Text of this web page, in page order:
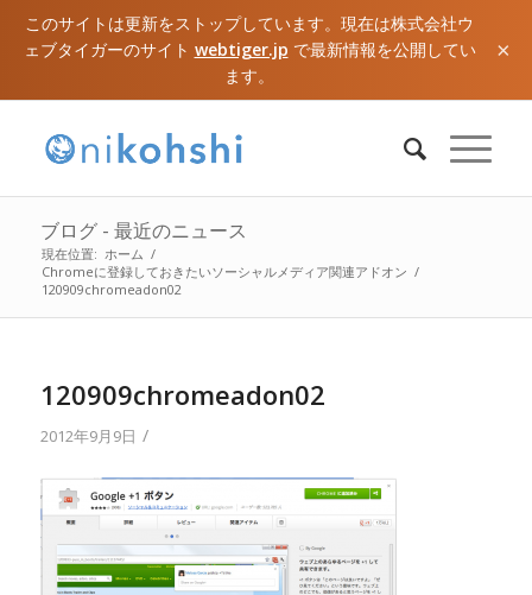
このサイトは更新をストップしています。現在は株式会社ウ
ェブタイガーのサイト webtiger.jp で最新情報を公開してい
ます。
×
ブログ - 最近のニュース
現在位置: ホーム /
Chromeに登録しておきたいソーシャルメディア関連アドオン /
120909chromeadon02
120909chromeadon02
2012年9月9日 /